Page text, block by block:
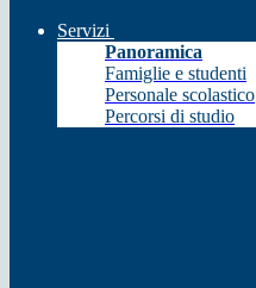
Servizi
Panoramica
Famiglie e studenti
Personale scolastico
Percorsi di studio